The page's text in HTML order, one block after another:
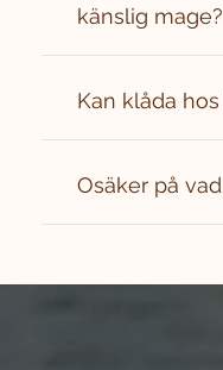
känslig mage?
Kan klåda
Osäker på